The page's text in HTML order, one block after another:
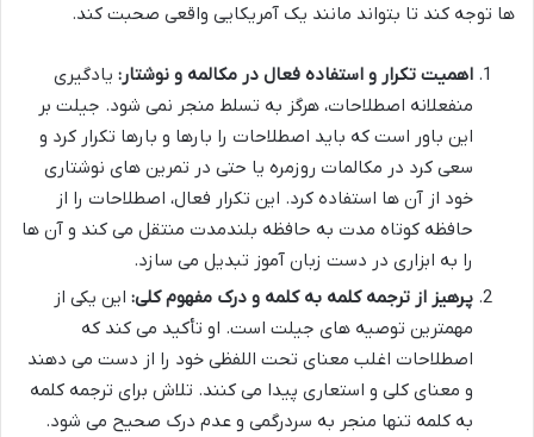
ها توجه کند تا بتواند مانند یک آمریکایی واقعی صحبت کند.
اهمیت تکرار و استفاده فعال در مکالمه و نوشتار: یادگیری
منفعلانه اصطلاحات، هرگز به تسلط منجر نمی شود. جیلت بر
این باور است که باید اصطلاحات را بارها و بارها تکرار کرد و
سعی کرد در مکالمات روزمره یا حتی در تمرین های نوشتاری
خود از آن ها استفاده کرد. این تکرار فعال، اصطلاحات را از
حافظه کوتاه مدت به حافظه بلندمدت منتقل می کند و آن ها
را به ابزاری در دست زبان آموز تبدیل می سازد.
پرهیز از ترجمه کلمه به کلمه و درک مفهوم کلی: این یکی از
مهمترین توصیه های جیلت است. او تأکید می کند که
اصطلاحات اغلب معنای تحت اللفظی خود را از دست می دهند
و معنای کلی و استعاری پیدا می کنند. تلاش برای ترجمه کلمه
به کلمه تنها منجر به سردرگمی و عدم درک صحیح می شود.